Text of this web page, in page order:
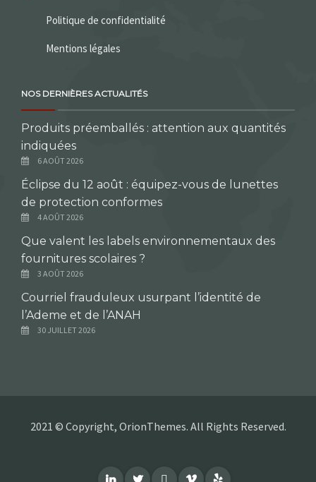
Politique de confidentialité
Mentions légales
NOS DERNIÈRES ACTUALITÉS
Produits préemballés : attention aux quantités
indiquées
6 AOÛT 2026
Éclipse du 12 août : équipez-vous de lunettes
de protection conformes
4 AOÛT 2026
Que valent les labels environnementaux des
fournitures scolaires ?
3 AOÛT 2026
Courriel frauduleux usurpant l’identité de
l’Ademe et de l’ANAH
30 JUILLET 2026
2021 © Copyright, OrionThemes. All Rights Reserved.